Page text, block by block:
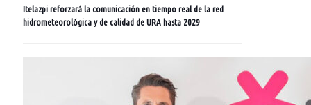
Itelazpi reforzará la comunicación en tiempo real de la red
hidrometeorológica y de calidad de URA hasta 2029